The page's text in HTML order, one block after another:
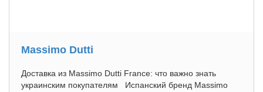
Massimo Dutti
Доставка из Massimo Dutti France: что важно знать
украинским покупателям Испанский бренд Massimo